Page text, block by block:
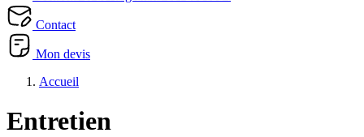
Contact
Mon devis
Accueil
Entretien